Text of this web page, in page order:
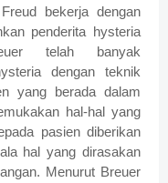
bekerja dengan
penderita hysteria
telah banyak
dengan teknik
yang berada dalam
hal-hal yang
pasien diberikan
hal yang dirasakan
Menurut Breuer